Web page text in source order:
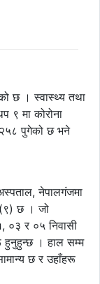
छ । स्वास्थ्य तथा
९ मा कोरोना
पुगेको छ भने
नेपालगंजमा
(९) छ । जो
०३ र ०५ निवासी
। हाल सम्म
छ र उहाँहरू